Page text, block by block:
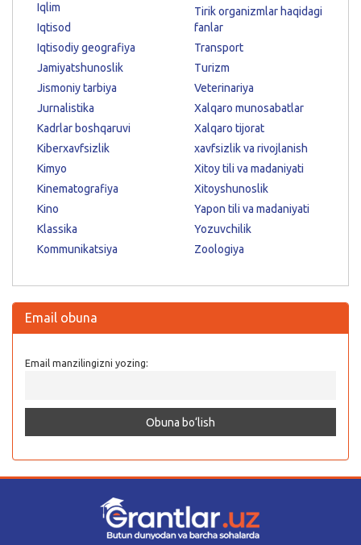
Iqlim
Iqtisod
Iqtisodiy geografiya
Jamiyatshunoslik
Jismoniy tarbiya
Jurnalistika
Kadrlar boshqaruvi
Kiberxavfsizlik
Kimyo
Kinematografiya
Kino
Klassika
Kommunikatsiya
Tirik organizmlar haqidagi
fanlar
Transport
Turizm
Veterinariya
Xalqaro munosabatlar
Xalqaro tijorat
xavfsizlik va rivojlanish
Xitoy tili va madaniyati
Xitoyshunoslik
Yapon tili va madaniyati
Yozuvchilik
Zoologiya
Email obuna
Email manzilingizni yozing: